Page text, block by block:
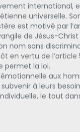
international,
universelle.
est motivé par
de Jésus-
nom sans
en vertu de l’article
permet la loi.
aux
à leurs
le tout